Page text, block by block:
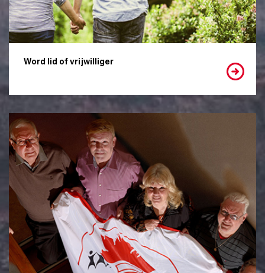
Word lid of vrijwilliger